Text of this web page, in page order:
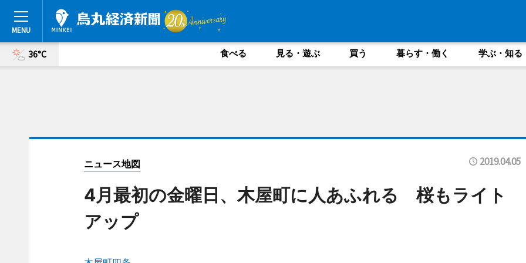
36°C 食べる 見る・遊ぶ 買う 暮らす・働く 学ぶ・知る
ニュース地図 2019.04.05
4月最初の金曜日、木屋町に人あふれる 桜もライト
アップ